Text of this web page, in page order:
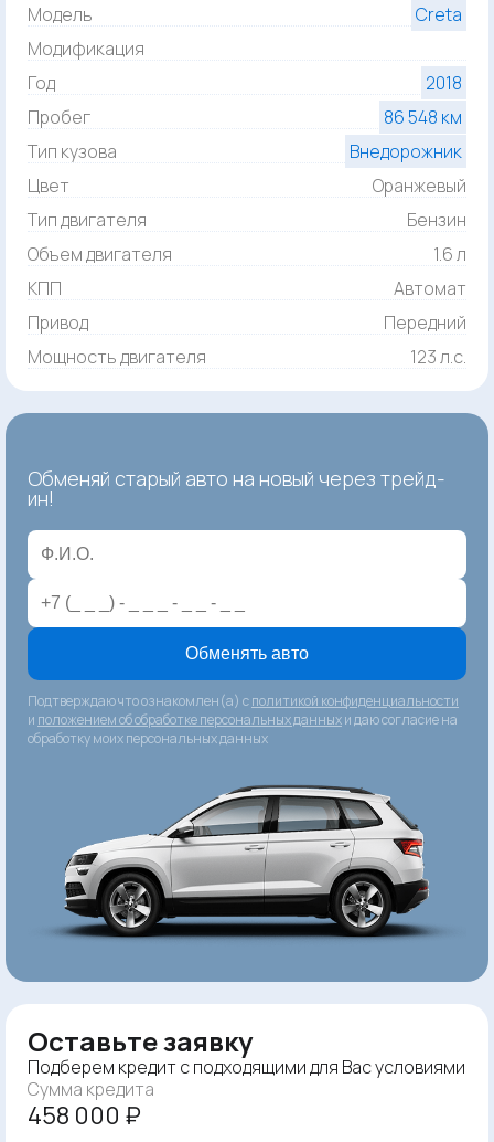
Модель
Creta
Модификация
Год
2018
Пробег
86 548 км
Тип кузова
Внедорожник
Цвет
Оранжевый
Тип двигателя
Бензин
Объем двигателя
1.6 л
КПП
Автомат
Привод
Передний
Мощность двигателя
123 л.с.
Обменяй старый авто на новый через трейд-
ин!
Обменять авто
Подтверждаю что ознакомлен(а) сполитикой конфиденциальности
и положением об обработке персональных данныхи даю согласие на
обработку моих персональных данных
Оставьте заявку
Подберем кредит с подходящими для Вас условиями
Сумма кредита
458 000 ₽